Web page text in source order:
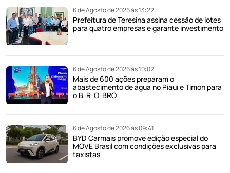
6 de Agosto de 2026 às 13:22
Prefeitura de Teresina assina cessão de lotes
para quatro empresas e garante investimento
6 de Agosto de 2026 às 10:02
Mais de 600 ações preparam o
abastecimento de água no Piauí e Timon para
o B-R-O-BRÓ
6 de Agosto de 2026 às 09:41
BYD Carmais promove edição especial do
MOVE Brasil com condições exclusivas para
taxistas